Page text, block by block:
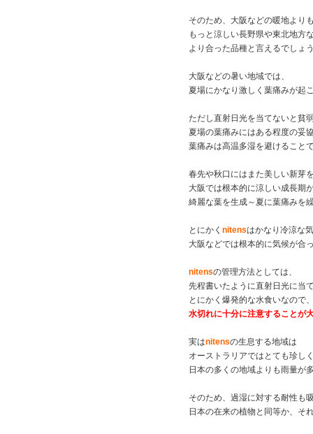
そのため、大阪などの暖地より
もっと涼しい長野県や東北地方
より合った品種と言えるでしょ
大阪などの暑い地域では、
夏場にかなり激しく葉痛みが起
ただし直射日光を当てないと貧
夏場の葉痛みにはある程度の妥
葉痛みは高温多湿を避けること
春先や秋口にはまた美しい新芽
大阪では根本的に涼しい成長期
綺麗な葉を生成～夏に葉痛みを
とにかく nitensはかなり冷涼な
大阪などでは根本的に気候が合
nitensの管理方法としては、
先程書いたように直射日光に当
とにかく爆発的な水食いなので
水切れに十分に注意することが
実はnitensの生息する地域は
オーストラリアではとても珍し
日本の多くの地域よりも雨量が
そのため、過湿に対する耐性も
日本の在来の植物と同等か、そ